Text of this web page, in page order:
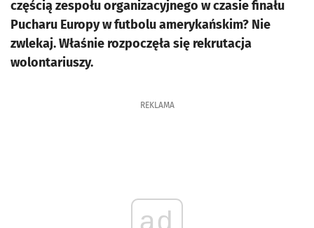
częścią zespołu organizacyjnego w czasie finału
Pucharu Europy w futbolu amerykańskim? Nie
zwlekaj. Właśnie rozpoczęła się rekrutacja
wolontariuszy.
REKLAMA
ad